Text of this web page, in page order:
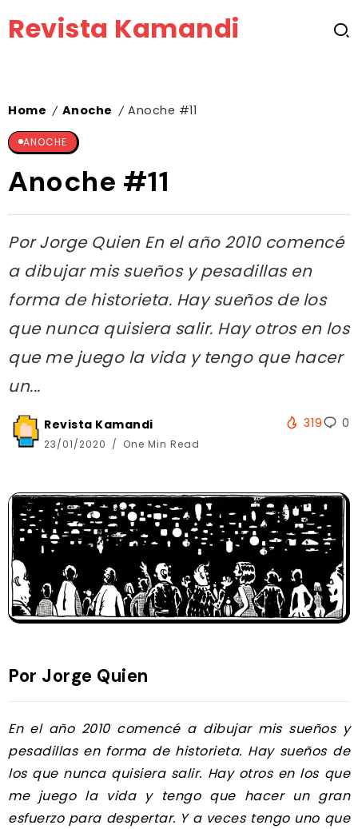
Revista Kamandi
Home / Anoche / Anoche #11
ANOCHE
Anoche #11
Por Jorge Quien En el año 2010 comencé
a dibujar mis sueños y pesadillas en
forma de historieta. Hay sueños de los
que nunca quisiera salir. Hay otros en los
que me juego la vida y tengo que hacer
un...
Revista Kamandi
23/01/2020 One Min Read
319 0
Por Jorge Quien
En el año 2010 comencé a dibujar mis sueños y
pesadillas en forma de historieta. Hay sueños de
los que nunca quisiera salir. Hay otros en los que
me juego la vida y tengo que hacer un gran
esfuerzo para despertar. Y a veces tengo uno que